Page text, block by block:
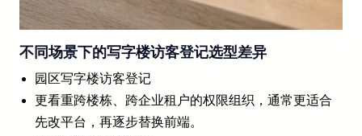
不同场景下的写字楼访客登记选型差异
园区写字楼访客登记
更看重跨楼栋、跨企业租户的权限组织，通常更适合
先改平台，再逐步替换前端。